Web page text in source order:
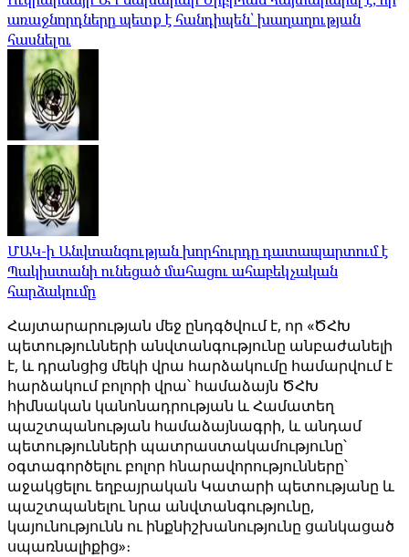
առաջնորդները պետք է հանդիպեն՝ խաղաղության
հասնելու
ՄԱԿ-ի Անվտանգության խորհուրդը դատապարտում է
Պակիստանի ունեցած մահացու ահաբեկչական
հարձակումը
Հայտարարության մեջ ընդգծվում է, որ «ԾՀԽ
պետությունների անվտանգությունը անբաժանելի
է, և դրանցից մեկի վրա հարձակումը համարվում է
հարձակում բոլորի վրա՝ համաձայն ԾՀԽ
հիմնական կանոնադրության և Համատեղ
պաշտպանության համաձայնագրի, և անդամ
պետությունների պատրաստակամությունը՝
օգտագործելու բոլոր հնարավորությունները՝
աջակցելու եղբայրական Կատարի պետությանը և
պաշտպանելու նրա անվտանգությունը,
կայունությունն ու ինքնիշխանությունը ցանկացած
սպառնալիքից»։